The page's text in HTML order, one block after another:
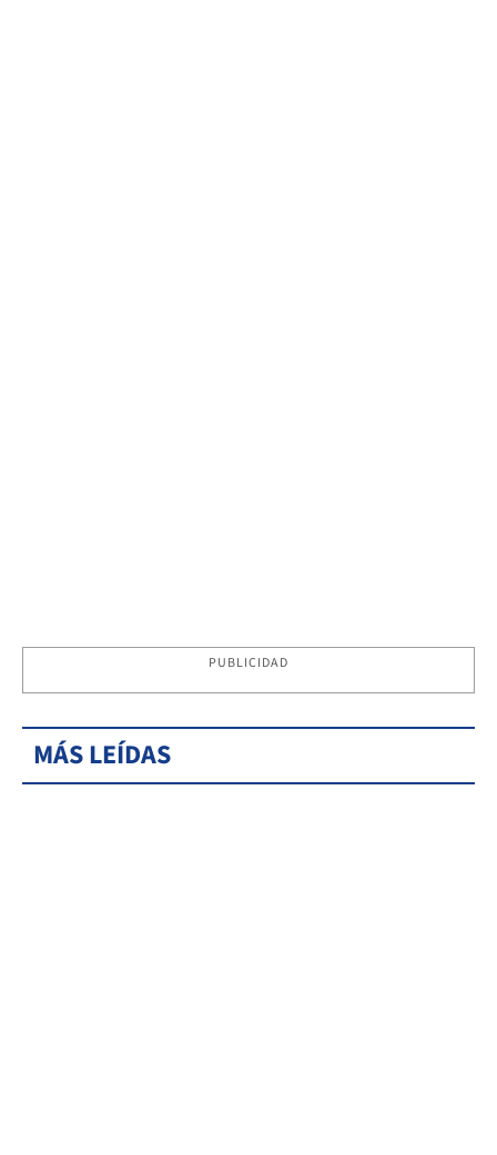
PUBLICIDAD
MÁS LEÍDAS